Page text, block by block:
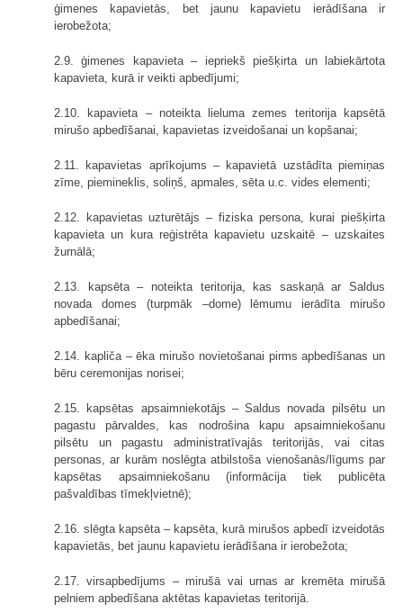
ģimenes kapavietās, bet jaunu kapavietu ierādīšana ir
ierobežota;
2.9. ģimenes kapavieta – iepriekš piešķirta un labiekārtota
kapavieta, kurā ir veikti apbedījumi;
2.10. kapavieta – noteikta lieluma zemes teritorija kapsētā
mirušo apbedīšanai, kapavietas izveidošanai un kopšanai;
2.11. kapavietas aprīkojums – kapavietā uzstādīta piemiņas
zīme, piemineklis, soliņš, apmales, sēta u.c. vides elementi;
2.12. kapavietas uzturētājs – fiziska persona, kurai piešķirta
kapavieta un kura reģistrēta kapavietu uzskaitē – uzskaites
žurnālā;
2.13. kapsēta – noteikta teritorija, kas saskaņā ar Saldus
novada domes (turpmāk –dome) lēmumu ierādīta mirušo
apbedīšanai;
2.14. kapliča – ēka mirušo novietošanai pirms apbedīšanas un
bēru ceremonijas norisei;
2.15. kapsētas apsaimniekotājs – Saldus novada pilsētu un
pagastu pārvaldes, kas nodrošina kapu apsaimniekošanu
pilsētu un pagastu administratīvajās teritorijās, vai citas
personas, ar kurām noslēgta atbilstoša vienošanās/līgums par
kapsētas apsaimniekošanu (informācija tiek publicēta
pašvaldības tīmekļvietnē);
2.16. slēgta kapsēta – kapsēta, kurā mirušos apbedī izveidotās
kapavietās, bet jaunu kapavietu ierādīšana ir ierobežota;
2.17. virsapbedījums – mirušā vai urnas ar kremēta mirušā
pelniem apbedīšana aktētas kapavietas teritorijā.